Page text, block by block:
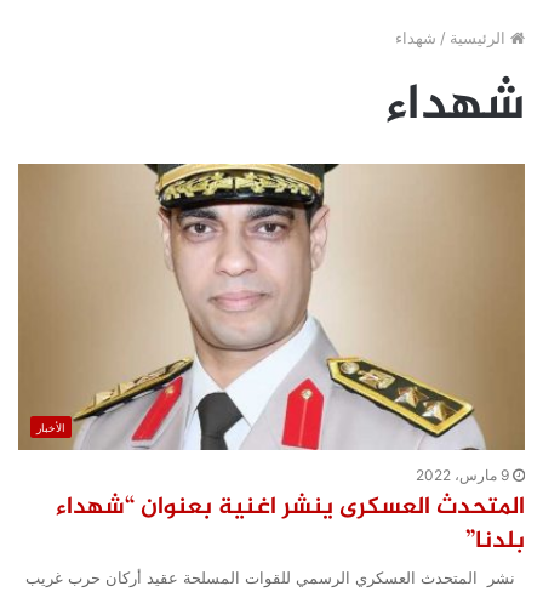
الرئيسية / شهداء
شهداء
الأخبار
9 مارس، 2022
المتحدث العسكرى ينشر اغنية بعنوان “شهداء
بلدنا”
نشر المتحدث العسكري الرسمي للقوات المسلحة عقيد أركان حرب غريب